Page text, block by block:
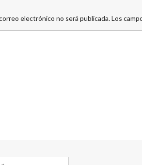
electrónico no será publicada.Los